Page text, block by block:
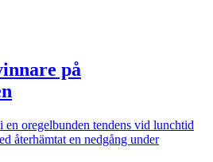
på
en oregelbunden tendens vid lunchtid
återhämtat en nedgång under